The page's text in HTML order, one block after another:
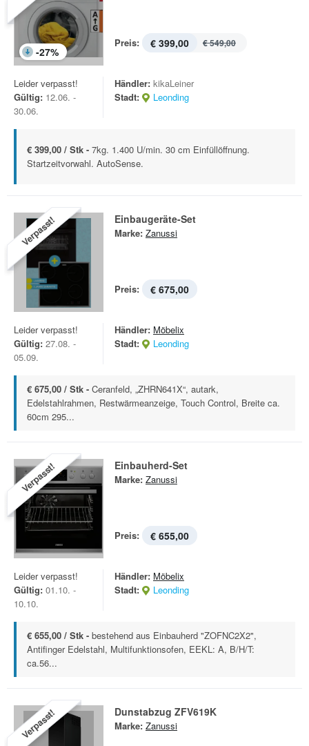
-27%
Preis: € 399,00 € 549,00
Leider verpasst!
Gültig: 12.06. -
30.06.
Händler: kikaLeiner
Stadt:
Leonding
€ 399,00 / Stk - 7kg. 1.400 U/min. 30 cm Einfüllöffnung.
Startzeitvorwahl. AutoSense.
Verpasst! Einbaugeräte-Set
Marke: Zanussi
Preis: € 675,00
Leider verpasst!
Gültig: 27.08. -
05.09.
Händler: Möbelix
Stadt:
Leonding
€ 675,00 / Stk - Ceranfeld, „ZHRN641X“, autark,
Edelstahlrahmen, Restwärmeanzeige, Touch Control, Breite ca.
60cm 295...
Verpasst! Einbauherd-Set
Marke: Zanussi
Preis: € 655,00
Leider verpasst!
Gültig: 01.10. -
10.10.
Händler: Möbelix
Stadt:
Leonding
€ 655,00 / Stk - bestehend aus Einbauherd "ZOFNC2X2",
Antifinger Edelstahl, Multifunktionsofen, EEKL: A, B/H/T:
ca.56...
Verpasst! Dunstabzug ZFV619K
Marke: Zanussi